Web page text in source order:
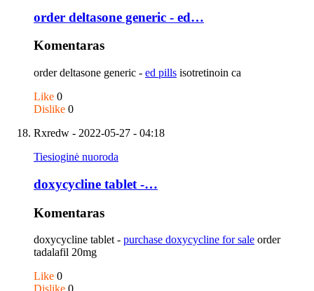
order deltasone generic - ed…
Komentaras
order deltasone generic - ed pills isotretinoin ca
Like 0
Dislike 0
Rxredw - 2022-05-27 - 04:18
Tiesioginė nuoroda
doxycycline tablet -…
Komentaras
doxycycline tablet - purchase doxycycline for sale order
tadalafil 20mg
Like 0